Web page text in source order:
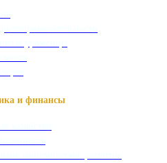
и финансы